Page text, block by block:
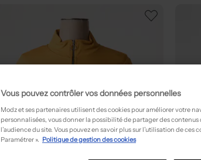
Vous pouvez contrôler vos données personnelles
Modz et ses partenaires utilisent des cookies pour améliorer votre
personnalisées, vous donner la possibilité de partager des contenus
l’audience du site. Vous pouvez en savoir plus sur l’utilisation de ces
Paramétrer ». Politique de gestion des cookies